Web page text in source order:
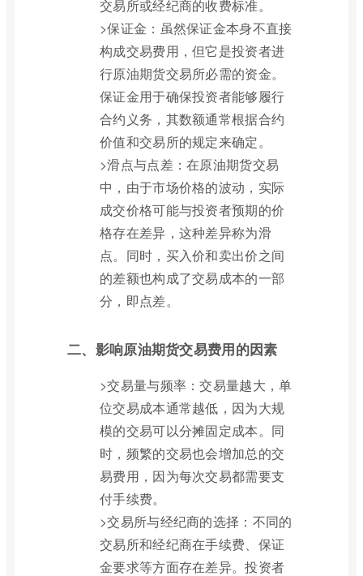
交易所或经纪商的收费标准。
>保证金：虽然保证金本身不直接
构成交易费用，但它是投资者进
行原油期货交易所必需的资金。
保证金用于确保投资者能够履行
合约义务，其数额通常根据合约
价值和交易所的规定来确定。
>滑点与点差：在原油期货交易
中，由于市场价格的波动，实际
成交价格可能与投资者预期的价
格存在差异，这种差异称为滑
点。同时，买入价和卖出价之间
的差额也构成了交易成本的一部
分，即点差。
二、影响原油期货交易费用的因素
>交易量与频率：交易量越大，单
位交易成本通常越低，因为大规
模的交易可以分摊固定成本。同
时，频繁的交易也会增加总的交
易费用，因为每次交易都需要支
付手续费。
>交易所与经纪商的选择：不同的
交易所和经纪商在手续费、保证
金要求等方面存在差异。投资者